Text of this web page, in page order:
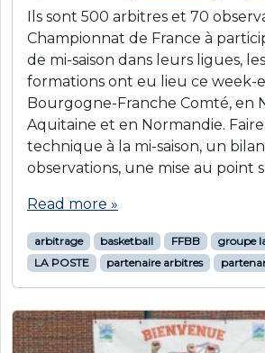
Ils sont 500 arbitres et 70
Championnat de France à
de mi-saison dans leurs ligues,
formations ont eu lieu ce week-
Bourgogne-Franche Comté, en
Aquitaine et en Normandie.
technique à la mi-saison, un
observations, une mise au point
Read more »
arbitrage basketball FFBB
groupe
LA POSTE
partenaire arbitres